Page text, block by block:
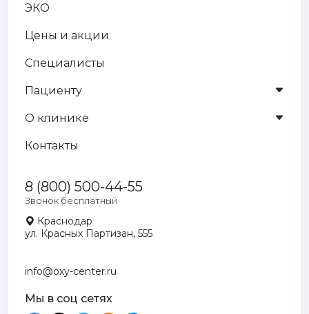
ЭКО
Цены и акции
Специалисты
Пациенту
О клинике
Контакты
8 (800) 500-44-55
Звонок бесплатный
Краснодар
ул. Красных Партизан, 555
info@oxy-center.ru
Мы в соц сетях